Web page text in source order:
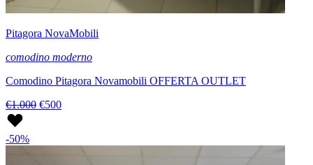
Pitagora NovaMobili
comodino moderno
Comodino Pitagora Novamobili OFFERTA OUTLET
€1.000 €500
-50%